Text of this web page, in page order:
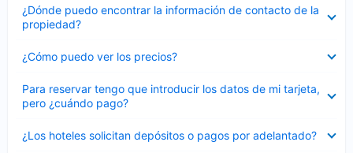
¿Dónde puedo encontrar la información de contacto de la
propiedad?
cerrado
¿Cómo puedo ver los precios?
cerrado
Para reservar tengo que introducir los datos de mi tarjeta,
pero ¿cuándo pago?
cerrado
¿Los hoteles solicitan depósitos o pagos por adelantado?
cerrado